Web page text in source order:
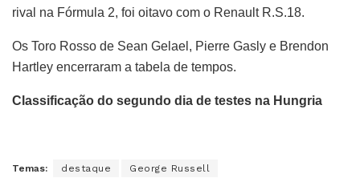
rival na Fórmula 2, foi oitavo com o Renault R.S.18.
Os Toro Rosso de Sean Gelael, Pierre Gasly e Brendon
Hartley encerraram a tabela de tempos.
Classificação do segundo dia de testes na Hungria
Temas: destaque George Russell